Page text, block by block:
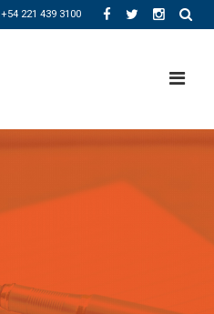
+54 221 439 3100